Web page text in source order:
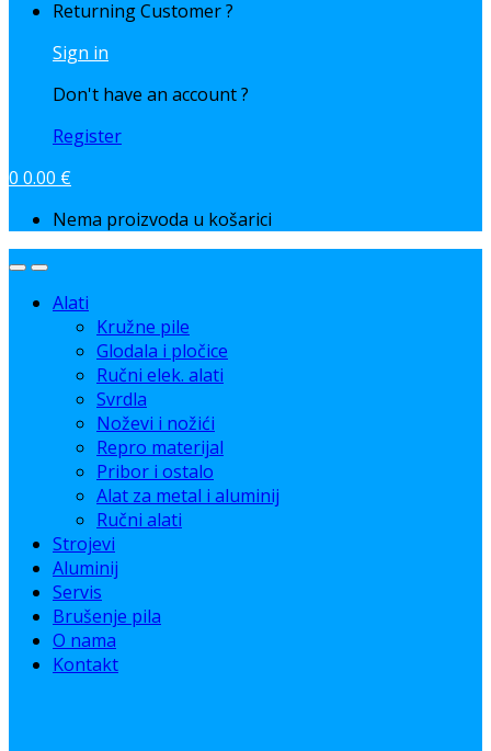
Returning Customer ?
Sign in
Don't have an account ?
Register
0 0.00 €
Nema proizvoda u košarici
Alati
Kružne pile
Glodala i pločice
Ručni elek. alati
Svrdla
Noževi i nožići
Repro materijal
Pribor i ostalo
Alat za metal i aluminij
Ručni alati
Strojevi
Aluminij
Servis
Brušenje pila
O nama
Kontakt